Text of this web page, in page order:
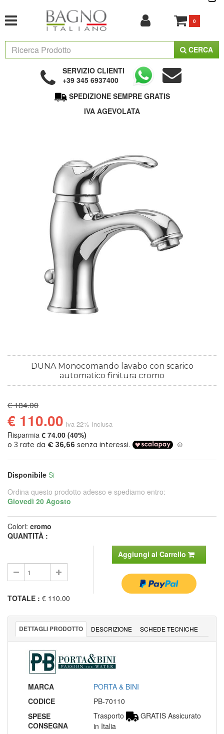
0
CERCA
SERVIZIO CLIENTI
+39 345 6937400
SPEDIZIONE SEMPRE GRATIS
IVA AGEVOLATA
DUNA Monocomando lavabo con scarico
automatico finitura cromo
€ 184.00
€ 110.00 Iva 22% Inclusa
Risparmia € 74.00 (40%)
Disponibile Si
Ordina questo prodotto adesso e spediamo entro:
Giovedì 20 Agosto
Colori: cromo
QUANTITÀ :
Aggiungi al Carrello
TOTALE : € 110.00
DETTAGLI PRODOTTO DESCRIZIONE SCHEDE TECNICHE
MARCA
PORTA & BINI
CODICE
PB-70110
SPESE
CONSEGNA
Trasporto
GRATIS Assicurato
in Italia